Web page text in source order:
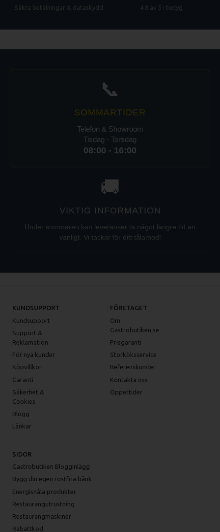
Säkra betalningar & dataskydd 4.8 av 5 i betyg
📞
SOMMARTIDER
Telefon & Showroom
Tisdag - Torsdag
08:00 - 16:00
🚚
VIKTIG INFORMATION
Under sommaren kan leveranser ta något längre tid än
vanligt. Vi tackar för ditt tålamod!
KUNDSUPPORT
Kundsupport
Support &
Reklamation
För nya kunder
Köpvillkor
Garanti
Säkerhet &
Cookies
Blogg
Länkar
FÖRETAGET
Om
Gastrobutiken.se
Prisgaranti
Storköksservice
Referenskunder
Kontakta oss
Öppettider
SIDOR
Gastrobutiken Blogginlägg
Bygg din egen rostfria bänk
Energisnåla produkter
Restaurangutrustning
Restaurangmaskiner
Rabattkod